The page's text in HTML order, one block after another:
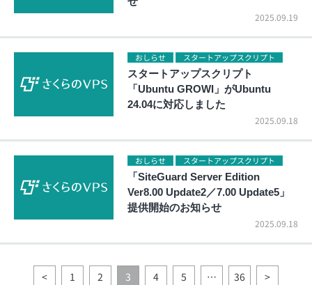
2025.09.19
おしらせ スタートアップスクリプト
スタートアップスクリプト
「Ubuntu GROWI」がUbuntu
24.04に対応しました
2025.09.18
おしらせ スタートアップスクリプト
「SiteGuard Server Edition
Ver8.00 Update2／7.00 Update5」
提供開始のお知らせ
2025.09.18
< 1 2 3 4 5 … 36 >